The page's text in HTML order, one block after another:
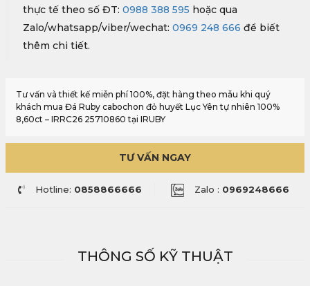
thực tế theo số ĐT: 0988 388 595 hoặc qua
Zalo/whatsapp/viber/wechat: 0969 248 666 để biết
thêm chi tiết.
Tư vấn và thiết kế miễn phí 100%, đặt hàng theo mẫu khi quý
khách mua Đá Ruby cabochon đỏ huyết Lục Yên tự nhiên 100%
8,60ct – IRRC26 25710860 tại IRUBY
TƯ VẤN NGAY
Hotline: 0858866666 Zalo : 0969248666
THÔNG SỐ KỸ THUẬT